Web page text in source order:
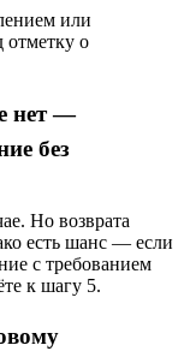
или
отметку о
нет —
без
Но возврата
есть шанс — если
с требованием
к шагу 5.